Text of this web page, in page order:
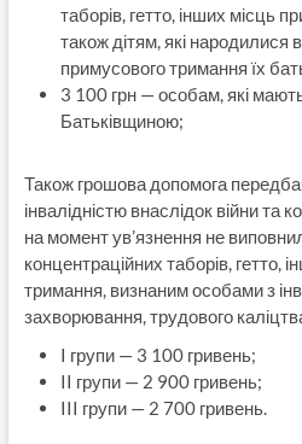
таборів, гетто, інших місць
також дітям, які народилися
примусового тримання їх
3 100 грн — особам, які
Батьківщиною;
Також грошова допомога
інвалідністю внаслідок війни та
на момент ув’язнення не
концентраційних таборів, гетто,
тримання, визнаним особами з
захворювання, трудового
I групи — 3 100 гривень;
II групи — 2 900 гривень;
III групи — 2 700 гривень.